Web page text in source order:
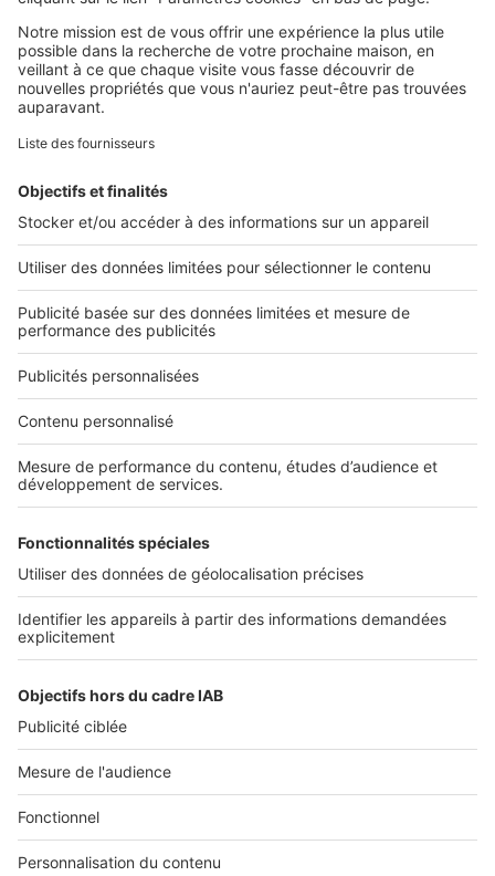
Retrouvez-nous sur ...
L'ENTREPRISE
Nous contacter
Nous recrutons
NOS APPLICATIONS
Découvrez nos applications
Tous nos services pro
Accès client
À DÉCOUVRIR
Annuaire des professionnels
Tout l'immobilier
Toutes les villes
Tous les départements
Toutes les régions
SeLoger © 1992 - 2023